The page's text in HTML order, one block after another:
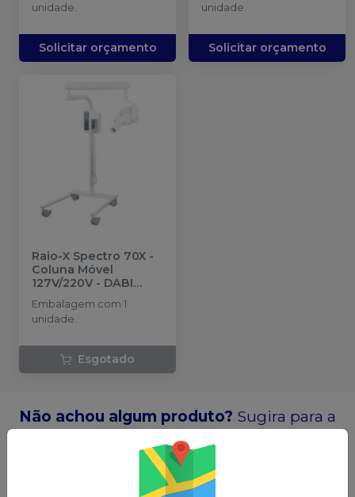
unidade.
Solicitar orçamento
unidade.
Solicitar orçamento
Raio-X Spectro 70X -
Coluna Móvel
127V/220V- DABI
ATLANTE
Embalagem com 1
unidade.
Esgotado
Não achou algum produto? Sugira para a